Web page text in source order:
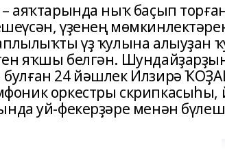
аяҡтарында ныҡ баҫып
үҙенең
үҙ ҡулына алыуҙан
яҡшы белгән.
24 йәшлек Илзирә
оркестры скрипкасыһы,
уй-фекерҙәре менән